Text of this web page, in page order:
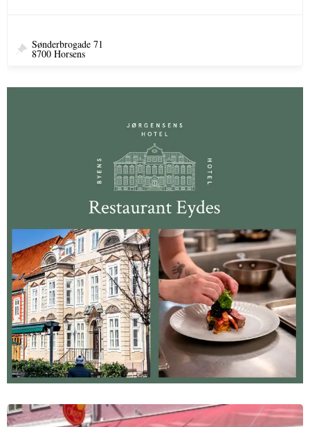
Sønderbrogade 71
8700 Horsens